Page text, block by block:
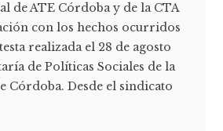
de ATE Córdoba y de la CTA
con los hechos ocurridos
realizada el 28 de agosto
de Políticas Sociales de la
Córdoba. Desde el sindicato